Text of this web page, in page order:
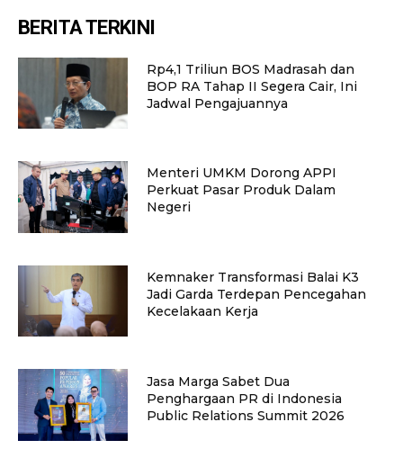
BERITA TERKINI
Rp4,1 Triliun BOS Madrasah dan
BOP RA Tahap II Segera Cair, Ini
Jadwal Pengajuannya
Menteri UMKM Dorong APPI
Perkuat Pasar Produk Dalam
Negeri
Kemnaker Transformasi Balai K3
Jadi Garda Terdepan Pencegahan
Kecelakaan Kerja
Jasa Marga Sabet Dua
Penghargaan PR di Indonesia
Public Relations Summit 2026